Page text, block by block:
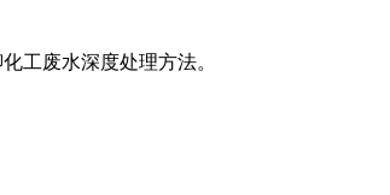
工废水深度处理方法。